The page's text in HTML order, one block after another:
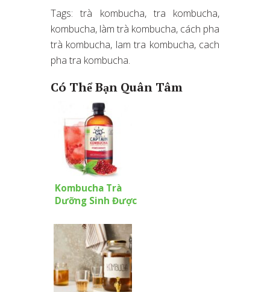
Tags: trà kombucha, tra kombucha,
kombucha, làm trà kombucha, cách pha
trà kombucha, lam tra kombucha, cach
pha tra kombucha.
Có Thể Bạn Quân Tâm
Kombucha Trà
Dưỡng Sinh Được